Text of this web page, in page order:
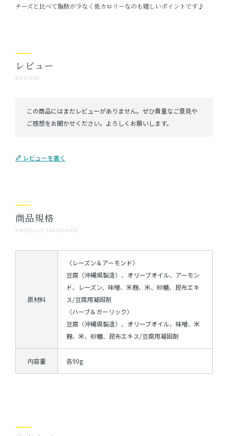
チーズと比べて脂肪が少なく低カロリーなのも嬉しいポイントです♪
REVIEW
レビュー
レビューを書く
PRODUCT STANDARD
商品規格
原材料
〈レーズン＆アーモンド〉
豆腐（沖縄県製造）、オリーブオイル、アーモン
ド、レーズン、味噌、米麹、米、砂糖、昆布エキ
ス/豆腐用凝固剤
〈ハーブ＆ガーリック〉
豆腐（沖縄県製造）、オリーブオイル、味噌、米
麹、米、砂糖、昆布エキス/豆腐用凝固剤
内容量 各90g